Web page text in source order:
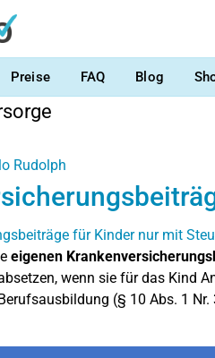
Preise FAQ Blog
Rudolph
eigenen
wenn sie für das Kind
(§ 10 Abs. 1 Nr.